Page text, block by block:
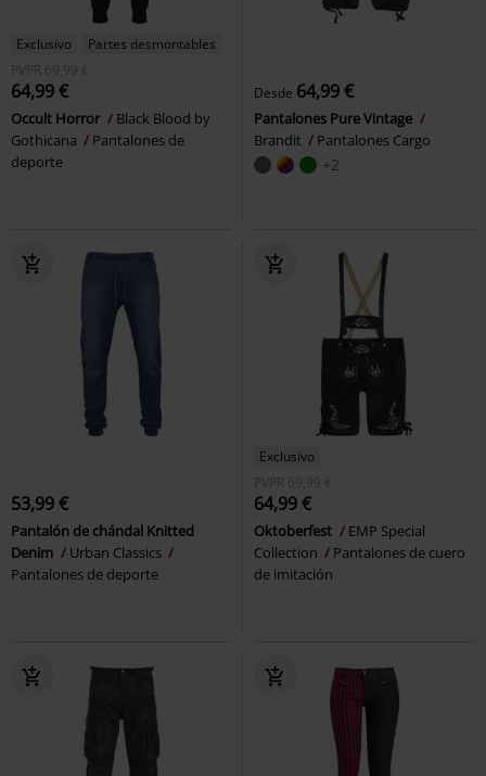
Exclusivo
Partes desmontables
PVPR 69,99 €
64,99 €
Occult Horror
Black Blood by
Gothicana
Pantalones de
deporte
Desde 64,99 €
Pantalones Pure Vintage
Brandit
Pantalones Cargo
+2
53,99 €
Pantalón de chándal Knitted
Denim
Urban Classics
Pantalones de deporte
Exclusivo
PVPR 69,99 €
64,99 €
Oktoberfest
EMP Special
Collection
Pantalones de cuero
de imitación